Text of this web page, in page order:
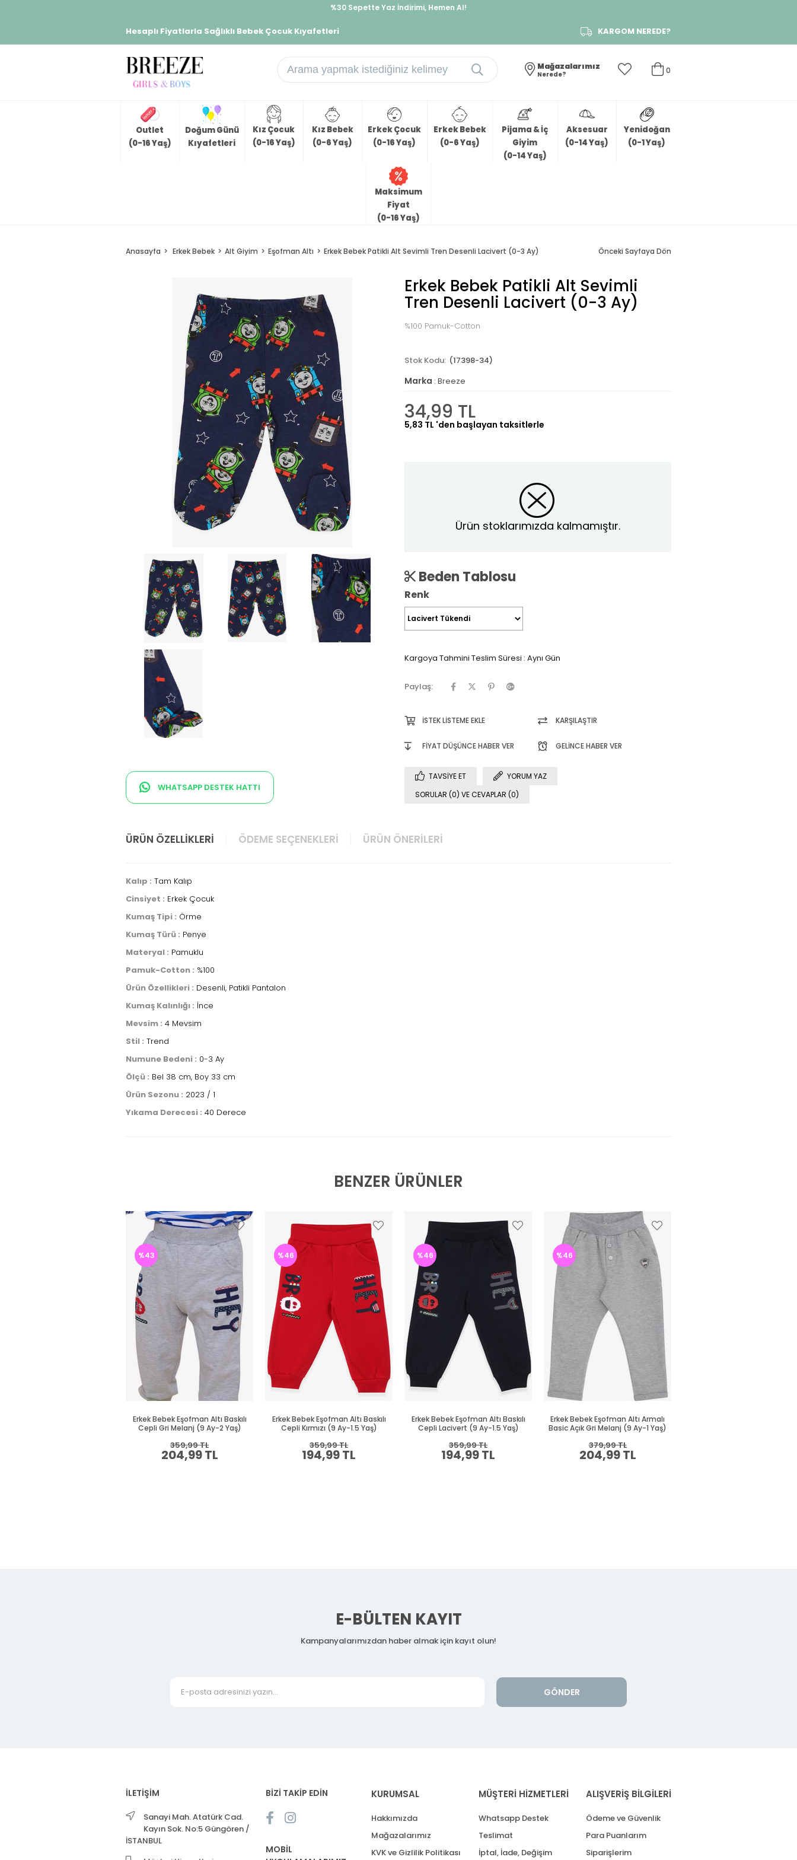
%30 Sepette Yaz İndirimi, Hemen Al!
Hesaplı Fiyatlarla Sağlıklı Bebek Çocuk Kıyafetleri KARGOM NEREDE?
0
Mağazalarımız
Nerede?
Outlet
(0-16 Yaş)
Doğum Günü
Kıyafetleri
Kız Çocuk
(0-16 Yaş)
Kız Bebek
(0-6 Yaş)
Erkek Çocuk
(0-16 Yaş)
Erkek Bebek
(0-6 Yaş)
Pijama & İç
Giyim
(0-14 Yaş)
Aksesuar
(0-14 Yaş)
Yenidoğan
(0-1 Yaş)
Maksimum
Fiyat
(0-16 Yaş)
Anasayfa Erkek Bebek Alt Giyim Eşofman Altı Erkek Bebek Patikli Alt Sevimli Tren Desenli Lacivert (0-3 Ay) Önceki Sayfaya Dön
WHATSAPP DESTEK HATTI
Erkek Bebek Patikli Alt Sevimli
Tren Desenli Lacivert (0-3 Ay)
%100 Pamuk-Cotton
(17398-34)
Marka : Breeze
34,99 TL
5,83 TL 'den başlayan taksitlerle
Ürün stoklarımızda kalmamıştır.
Beden Tablosu
Renk
Kargoya Tahmini Teslim Süresi : Aynı Gün
Paylaş:
İSTEK LISTEME EKLE KARŞILAŞTIR
FIYAT DÜŞÜNCE HABER VER GELINCE HABER VER
TAVSIYE ET
YORUM YAZ
SORULAR (0) VE CEVAPLAR (0)
ÜRÜN ÖZELLIKLERI ÖDEME SEÇENEKLERI ÜRÜN ÖNERILERI
Kalıp : Tam Kalıp
Cinsiyet : Erkek Çocuk
Kumaş Tipi : Örme
Kumaş Türü : Penye
Materyal : Pamuklu
Pamuk-Cotton : %100
Ürün Özellikleri : Desenli, Patikli Pantalon
Kumaş Kalınlığı : İnce
Mevsim : 4 Mevsim
Stil : Trend
Numune Bedeni : 0-3 Ay
Ölçü : Bel 38 cm, Boy 33 cm
Ürün Sezonu : 2023 / 1
Yıkama Derecesi : 40 Derece
BENZER ÜRÜNLER
Erkek Bebek Eşofman Altı Baskılı
Cepli Gri Melanj (9 Ay-2 Yaş)
204,99 TL
359,99 TL
%43
Erkek Bebek Eşofman Altı Baskılı
Cepli Kırmızı (9 Ay-1.5 Yaş)
194,99 TL
359,99 TL
%46
Erkek Bebek Eşofman Altı Baskılı
Cepli Lacivert (9 Ay-1.5 Yaş)
194,99 TL
359,99 TL
%46
Erkek Bebek Eşofman Altı Armalı
Basic Açık Gri Melanj (9 Ay-1 Yaş)
204,99 TL
379,99 TL
%46
E-BÜLTEN KAYIT
Kampanyalarımızdan haber almak için kayıt olun!
GÖNDER
İLETİŞİM
Sanayi Mah. Atatürk Cad.
Kayın Sok. No:5 Güngören /
İSTANBUL
BİZİ TAKİP EDİN
MOBİL
KURUMSAL
Hakkımızda
Mağazalarımız
KVK ve Gizlilik Politikası
MÜŞTERİ HİZMETLERİ
Whatsapp Destek
Teslimat
İptal, İade, Değişim
ALIŞVERİŞ BİLGİLERİ
Ödeme ve Güvenlik
Para Puanlarım
Siparişlerim